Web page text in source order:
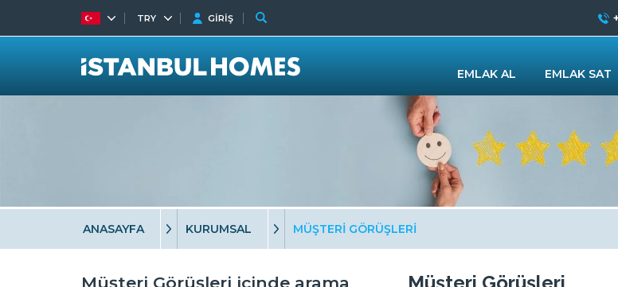
ANASAYFA KURUMSAL MÜŞTERİ GÖRÜŞLERİ
Müşteri Görüşleri içinde arama
TRY GİRİŞ
EMLAK AL EMLAK SAT